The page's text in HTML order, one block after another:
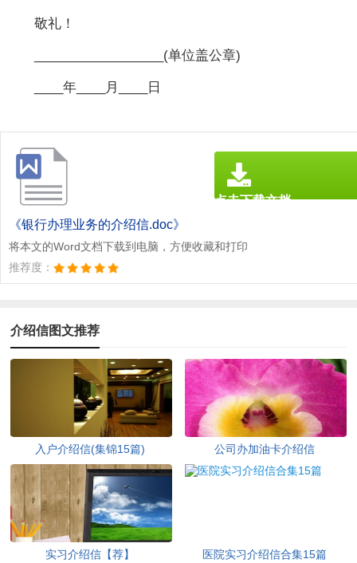
敬礼！
__________________(单位盖公章)
____年____月____日
《银行办理业务的介绍信.doc》
将本文的Word文档下载到电脑，方便收藏和打印
推荐度：
点击下载文档
介绍信图文推荐
入户介绍信(集锦15篇) 公司办加油卡介绍信
实习介绍信【荐】 医院实习介绍信合集15篇